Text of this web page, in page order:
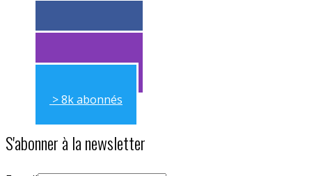
> 11k abonnés
> 11k abonnés
> 8k abonnés
S'abonner à la newsletter